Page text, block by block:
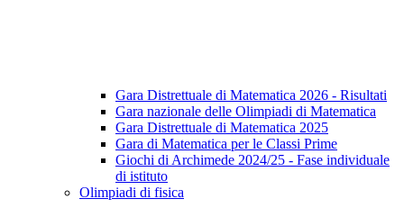
Gara Distrettuale di Matematica 2026 - Risultati
Gara nazionale delle Olimpiadi di Matematica
Gara Distrettuale di Matematica 2025
Gara di Matematica per le Classi Prime
Giochi di Archimede 2024/25 - Fase individuale
di istituto
Olimpiadi di fisica